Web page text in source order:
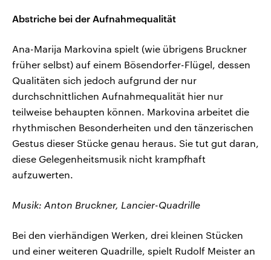
Abstriche bei der Aufnahmequalität
Ana-Marija Markovina spielt (wie übrigens Bruckner
früher selbst) auf einem Bösendorfer-Flügel, dessen
Qualitäten sich jedoch aufgrund der nur
durchschnittlichen Aufnahmequalität hier nur
teilweise behaupten können. Markovina arbeitet die
rhythmischen Besonderheiten und den tänzerischen
Gestus dieser Stücke genau heraus. Sie tut gut daran,
diese Gelegenheitsmusik nicht krampfhaft
aufzuwerten.
Musik: Anton Bruckner, Lancier-Quadrille
Bei den vierhändigen Werken, drei kleinen Stücken
und einer weiteren Quadrille, spielt Rudolf Meister an